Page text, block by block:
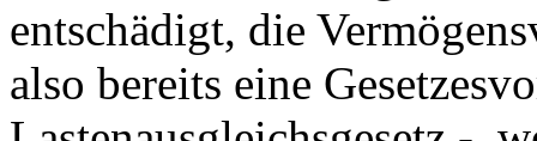
entschädigt, die
also bereits eine